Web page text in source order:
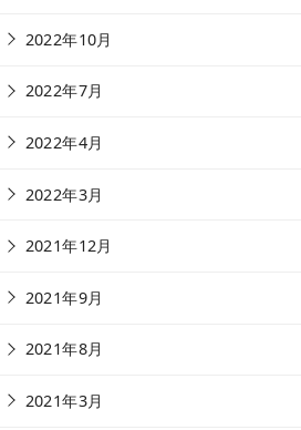
2022年10月
2022年7月
2022年4月
2022年3月
2021年12月
2021年9月
2021年8月
2021年3月